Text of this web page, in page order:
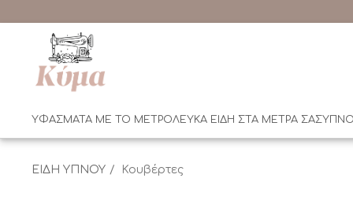
ΥΦΑΣΜΑΤΑ ΜΕ ΤΟ ΜΕΤΡΟΛΕΥΚΑ ΕΙΔΗ ΣΤΑ ΜΕΤΡΑ ΣΑΣ
ΕΙΔΗ ΥΠΝΟΥ Κουβέρτες